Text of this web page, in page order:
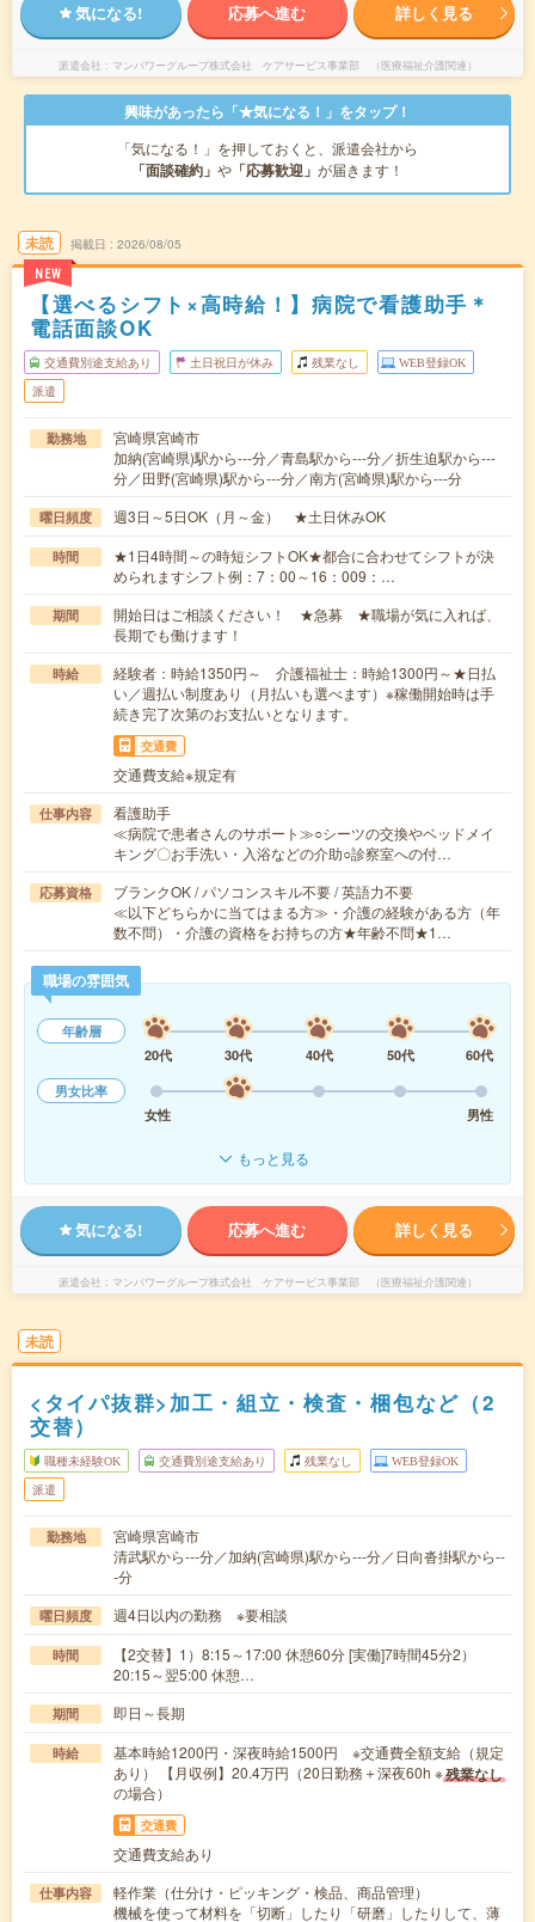
気になる! 応募へ進む 詳しく見る
派遣会社 マンパワーグループ株式会社 ケアサービス事業部 （医療福祉介護関連）
興味があったら「★気になる！」をタップ！
「気になる！」を押しておくと、派遣会社から
「面談確約」 や 「応募歓迎」 が届きます！
未読
NEW
掲載日 2026/08/05
【選べるシフト×高時給！】病院で看護助手＊
電話面談OK
交通費別途支給あり 土日祝日が休み 残業なし WEB登録OK
派遣
勤務地
宮崎県宮崎市
加納(宮崎県)駅から---分／青島駅から---分／折生迫駅から---
分／田野(宮崎県)駅から---分／南方(宮崎県)駅から---分
曜日頻度 週3日～5日OK（月～金） ★土日休みOK
時間
★1日4時間～の時短シフトOK★都合に合わせてシフトが決
められますシフト例：7：00～16：009：…
期間
開始日はご相談ください！ ★急募 ★職場が気に入れば、
長期でも働けます！
時給
経験者：時給1350円～ 介護福祉士：時給1300円～★日払
い／週払い制度あり（月払いも選べます）※稼働開始時は手
続き完了次第のお支払いとなります。
交通費
交通費支給※規定有
仕事内容
看護助手
≪病院で患者さんのサポート≫○シーツの交換やベッドメイ
キング〇お手洗い・入浴などの介助○診察室への付…
応募資格
ブランクOK / パソコンスキル不要 / 英語力不要
≪以下どちらかに当てはまる方≫・介護の経験がある方（年
数不問）・介護の資格をお持ちの方★年齢不問★1…
職場の雰囲気
年齢層
20代
30代 40代 50代
60代
男女比率
女性
男性
もっと見る
気になる! 応募へ進む 詳しく見る
派遣会社 マンパワーグループ株式会社 ケアサービス事業部 （医療福祉介護関連）
未読
<タイパ抜群>加工・組立・検査・梱包など（2
交替）
職種未経験OK 交通費別途支給あり 残業なし WEB登録OK
派遣
勤務地
宮崎県宮崎市
清武駅から---分／加納(宮崎県)駅から---分／日向沓掛駅から--
-分
曜日頻度 週4日以内の勤務 ※要相談
時間
【2交替】1）8:15～17:00 休憩60分 [実働]7時間45分2）
20:15～翌5:00 休憩…
期間 即日～長期
時給
基本時給1200円・深夜時給1500円 ※交通費全額支給（規定
あり） 【月収例】20.4万円（20日勤務＋深夜60h ※残業なし
の場合）
交通費
交通費支給あり
仕事内容
軽作業（仕分け・ピッキング・検品、商品管理）
機械を使って材料を「切断」したり「研磨」したりして、薄